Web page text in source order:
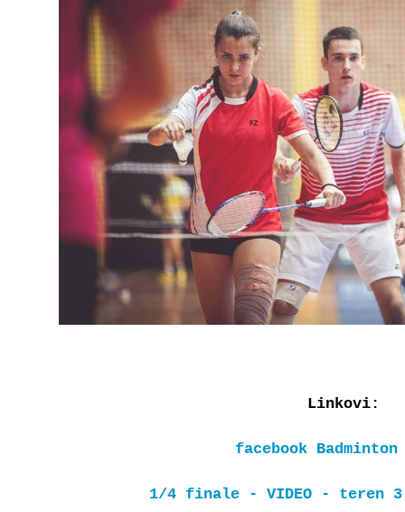
Linkovi:
facebook Badminton
1/4 finale - VIDEO - teren